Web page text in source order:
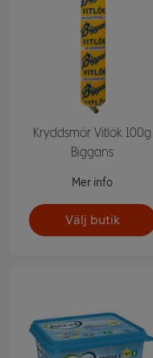
Kryddsmör Vitlök 100g
Biggans
Mer info
Välj butik